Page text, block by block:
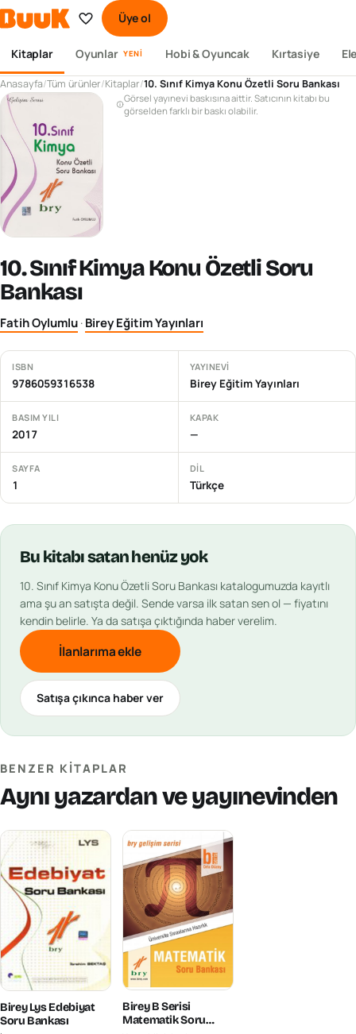
Üye ol
Kitaplar Oyunlar YENI Hobi & Oyuncak Kırtasiye
Anasayfa/Tüm ürünler/Kitaplar/10. Sınıf Kimya Konu Özetli Soru Bankası
Görsel yayınevi baskısına aittir. Satıcının kitabı bu
görselden farklı bir baskı olabilir.
10. Sınıf Kimya Konu Özetli Soru
Bankası
Fatih Oylumlu·Birey Eğitim Yayınları
ISBN
9786059316538
YAYINEVI
Birey Eğitim Yayınları
BASIM YILI
2017
KAPAK
—
SAYFA
1
DIL
Türkçe
Bu kitabısatan henüz yok
10. Sınıf Kimya Konu Özetli Soru Bankası katalogumuzda kayıtlı
ama şu an satışta değil. Sende varsa ilk satan sen ol — fiyatını
kendin belirle. Ya da satışa çıktığında haber verelim.
İlanlarıma ekle
Satışa çıkınca haber ver
BENZER KITAPLAR
Aynı yazardan ve yayınevinden
Birey Lys Edebiyat
Soru Bankası
Birey B Serisi
Matematik Soru